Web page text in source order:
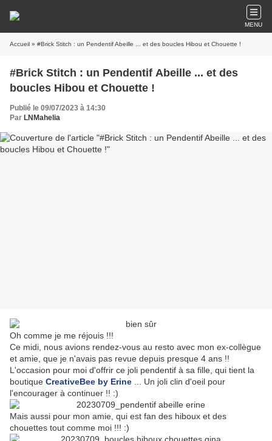
MENU
Accueil » #Brick Stitch : un Pendentif Abeille ... et des boucles Hibou et Chouette !
#Brick Stitch : un Pendentif Abeille ... et des
boucles Hibou et Chouette !
Publié le 09/07/2023 à 14:30
Par LNMahelia
Oh comme je me réjouis !!!
Ce midi, nous avions rendez-vous au resto avec mon ex-collègue
et amie, que je n'avais pas revue depuis presque 4 ans !!
L'occasion pour moi d'offrir ce joli pendentif à sa fille, qui tient la
boutique CreativeBee by Erine ... Un joli clin d'oeil pour
l'encourager à continuer !! :)
Mais aussi pour mon amie, qui est fan des hiboux et des
chouettes tout comme moi !!! :)